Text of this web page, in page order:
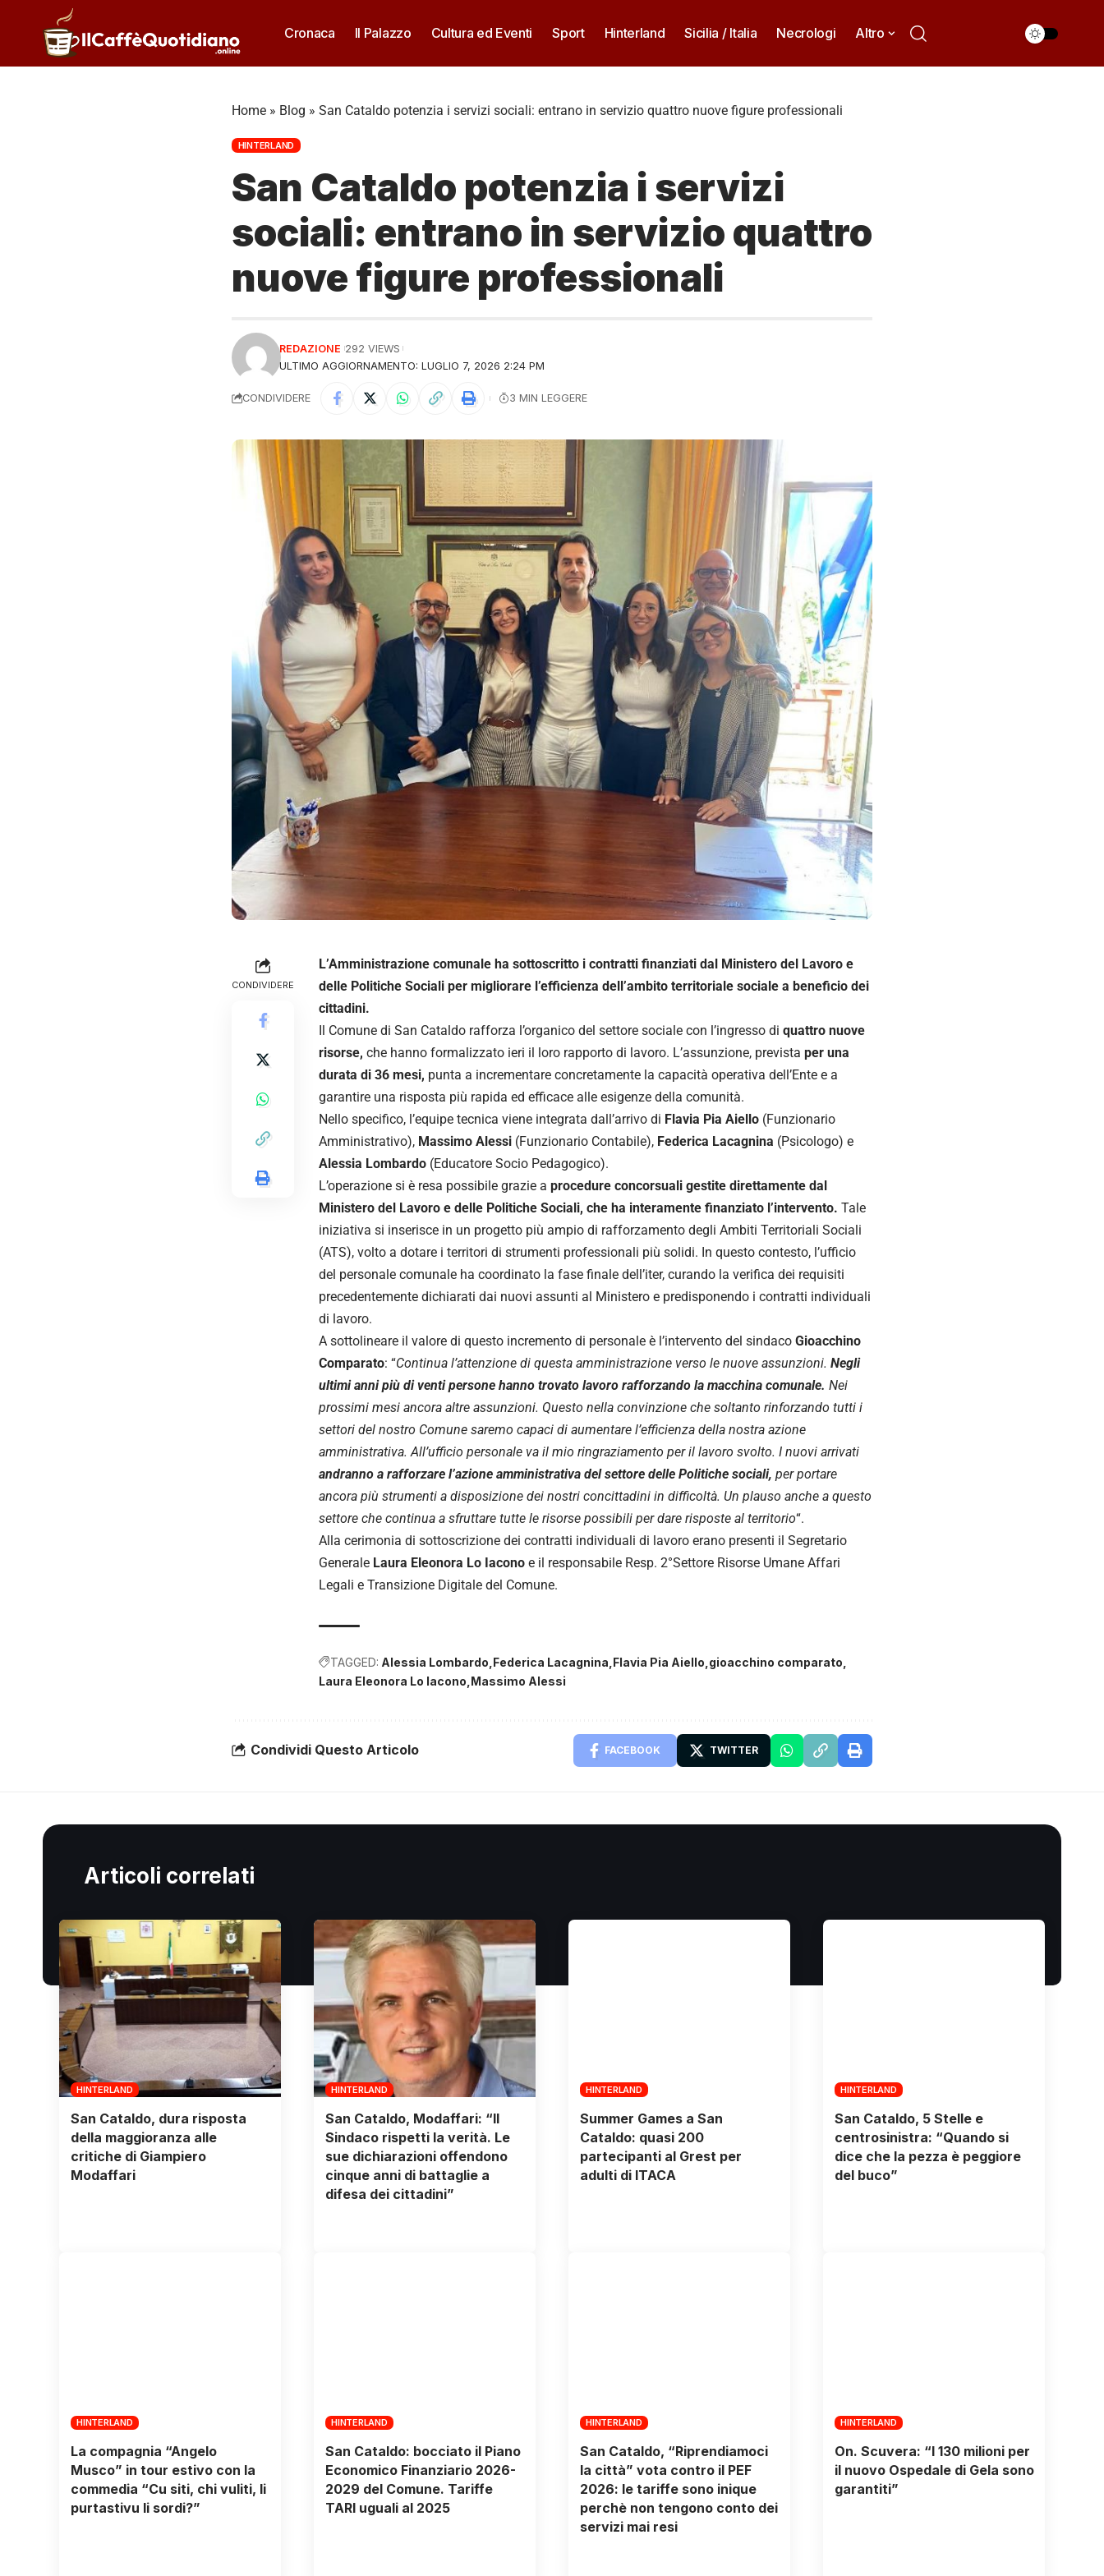
Cronaca Il Palazzo Cultura ed Eventi Sport Hinterland Sicilia / Italia Necrologi Altro
Home » Blog » San Cataldo potenzia i servizi sociali: entrano in servizio quattro nuove figure professionali
HINTERLAND
San Cataldo potenzia i servizi
sociali: entrano in servizio quattro
nuove figure professionali
ULTIMO AGGIORNAMENTO: LUGLIO 7, 2026 2:24 PM
REDAZIONE 292 VIEWS
CONDIVIDERE 3 MIN LEGGERE
CONDIVIDERE
L’Amministrazione comunale ha sottoscritto i contratti finanziati dal Ministero del Lavoro e
delle Politiche Sociali per migliorare l’efficienza dell’ambito territoriale sociale a beneficio dei
cittadini.
Il Comune di San Cataldo rafforza l’organico del settore sociale con l’ingresso di quattro nuove
risorse, che hanno formalizzato ieri il loro rapporto di lavoro. L’assunzione, prevista per una
durata di 36 mesi, punta a incrementare concretamente la capacità operativa dell’Ente e a
garantire una risposta più rapida ed efficace alle esigenze della comunità.
Nello specifico, l’equipe tecnica viene integrata dall’arrivo di Flavia Pia Aiello (Funzionario
Amministrativo), Massimo Alessi (Funzionario Contabile), Federica Lacagnina (Psicologo) e
Alessia Lombardo (Educatore Socio Pedagogico).
L’operazione si è resa possibile grazie a procedure concorsuali gestite direttamente dal
Ministero del Lavoro e delle Politiche Sociali, che ha interamente finanziato l’intervento. Tale
iniziativa si inserisce in un progetto più ampio di rafforzamento degli Ambiti Territoriali Sociali
(ATS), volto a dotare i territori di strumenti professionali più solidi. In questo contesto, l’ufficio
del personale comunale ha coordinato la fase finale dell’iter, curando la verifica dei requisiti
precedentemente dichiarati dai nuovi assunti al Ministero e predisponendo i contratti individuali
di lavoro.
A sottolineare il valore di questo incremento di personale è l’intervento del sindaco Gioacchino
Comparato: “Continua l’attenzione di questa amministrazione verso le nuove assunzioni. Negli
ultimi anni più di venti persone hanno trovato lavoro rafforzando la macchina comunale. Nei
prossimi mesi ancora altre assunzioni. Questo nella convinzione che soltanto rinforzando tutti i
settori del nostro Comune saremo capaci di aumentare l’efficienza della nostra azione
amministrativa. All’ufficio personale va il mio ringraziamento per il lavoro svolto. I nuovi arrivati
andranno a rafforzare l’azione amministrativa del settore delle Politiche sociali, per portare
ancora più strumenti a disposizione dei nostri concittadini in difficoltà. Un plauso anche a questo
settore che continua a sfruttare tutte le risorse possibili per dare risposte al territorio“.
Alla cerimonia di sottoscrizione dei contratti individuali di lavoro erano presenti il Segretario
Generale Laura Eleonora Lo Iacono e il responsabile Resp. 2°Settore Risorse Umane Affari
Legali e Transizione Digitale del Comune.
TAGGED: Alessia Lombardo Federica Lacagnina Flavia Pia Aiello gioacchino comparato
Laura Eleonora Lo Iacono Massimo Alessi
Condividi Questo Articolo FACEBOOK TWITTER
Articoli correlati
HINTERLAND
San Cataldo, dura risposta
della maggioranza alle
critiche di Giampiero
Modaffari
HINTERLAND
San Cataldo, Modaffari: “Il
Sindaco rispetti la verità. Le
sue dichiarazioni offendono
cinque anni di battaglie a
difesa dei cittadini”
HINTERLAND
Summer Games a San
Cataldo: quasi 200
partecipanti al Grest per
adulti di ITACA
HINTERLAND
San Cataldo, 5 Stelle e
centrosinistra: “Quando si
dice che la pezza è peggiore
del buco”
HINTERLAND
La compagnia “Angelo
Musco” in tour estivo con la
commedia “Cu siti, chi vuliti, li
purtastivu li sordi?”
HINTERLAND
San Cataldo: bocciato il Piano
Economico Finanziario 2026-
2029 del Comune. Tariffe
TARI uguali al 2025
HINTERLAND
San Cataldo, “Riprendiamoci
la città” vota contro il PEF
2026: le tariffe sono inique
perchè non tengono conto dei
servizi mai resi
HINTERLAND
On. Scuvera: “I 130 milioni per
il nuovo Ospedale di Gela sono
garantiti”